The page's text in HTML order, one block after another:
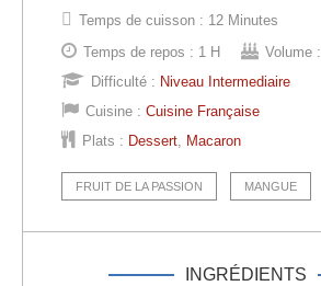
Temps de cuisson : 12 Minutes
Temps de repos : 1 H Volume :
Difficulté : Niveau Intermediaire
Cuisine : Cuisine Française
Plats : Dessert, Macaron
FRUIT DE LA PASSION MANGUE
INGRÉDIENTS